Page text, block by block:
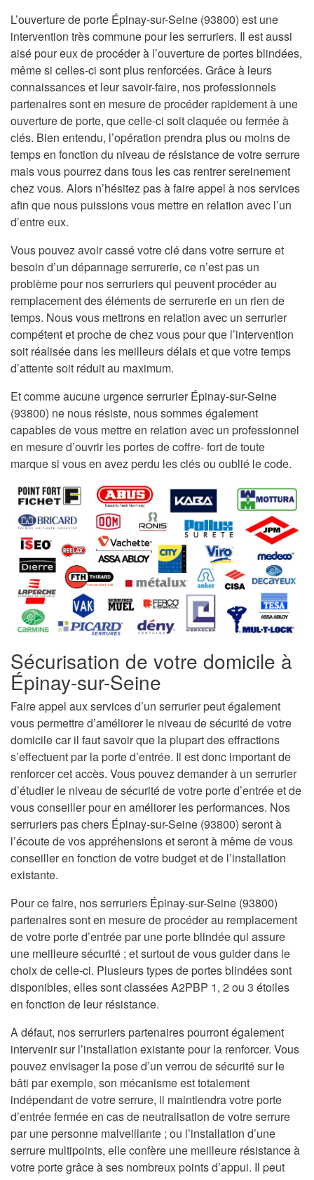
L’ouverture de porte Épinay-sur-Seine (93800) est une
intervention très commune pour les serruriers. Il est aussi
aisé pour eux de procéder à l’ouverture de portes blindées,
même si celles-ci sont plus renforcées. Grâce à leurs
connaissances et leur savoir-faire, nos professionnels
partenaires sont en mesure de procéder rapidement à une
ouverture de porte, que celle-ci soit claquée ou fermée à
clés. Bien entendu, l’opération prendra plus ou moins de
temps en fonction du niveau de résistance de votre serrure
mais vous pourrez dans tous les cas rentrer sereinement
chez vous. Alors n’hésitez pas à faire appel à nos services
afin que nous puissions vous mettre en relation avec l’un
d’entre eux.
Vous pouvez avoir cassé votre clé dans votre serrure et
besoin d’un dépannage serrurerie, ce n’est pas un
problème pour nos serruriers qui peuvent procéder au
remplacement des éléments de serrurerie en un rien de
temps. Nous vous mettrons en relation avec un serrurier
compétent et proche de chez vous pour que l’intervention
soit réalisée dans les meilleurs délais et que votre temps
d’attente soit réduit au maximum.
Et comme aucune urgence serrurier Épinay-sur-Seine
(93800) ne nous résiste, nous sommes également
capables de vous mettre en relation avec un professionnel
en mesure d’ouvrir les portes de coffre- fort de toute
marque si vous en avez perdu les clés ou oublié le code.
Sécurisation de votre domicile à
Épinay-sur-Seine
Faire appel aux services d’un serrurier peut également
vous permettre d’améliorer le niveau de sécurité de votre
domicile car il faut savoir que la plupart des effractions
s’effectuent par la porte d’entrée. Il est donc important de
renforcer cet accès. Vous pouvez demander à un serrurier
d’étudier le niveau de sécurité de votre porte d’entrée et de
vous conseiller pour en améliorer les performances. Nos
serruriers pas chers Épinay-sur-Seine (93800) seront à
l’écoute de vos appréhensions et seront à même de vous
conseiller en fonction de votre budget et de l’installation
existante.
Pour ce faire, nos serruriers Épinay-sur-Seine (93800)
partenaires sont en mesure de procéder au remplacement
de votre porte d’entrée par une porte blindée qui assure
une meilleure sécurité ; et surtout de vous guider dans le
choix de celle-ci. Plusieurs types de portes blindées sont
disponibles, elles sont classées A2PBP 1, 2 ou 3 étoiles
en fonction de leur résistance.
A défaut, nos serruriers partenaires pourront également
intervenir sur l’installation existante pour la renforcer. Vous
pouvez envisager la pose d’un verrou de sécurité sur le
bâti par exemple, son mécanisme est totalement
indépendant de votre serrure, il maintiendra votre porte
d’entrée fermée en cas de neutralisation de votre serrure
par une personne malveillante ; ou l’installation d’une
serrure multipoints, elle confère une meilleure résistance à
votre porte grâce à ses nombreux points d’appui. Il peut